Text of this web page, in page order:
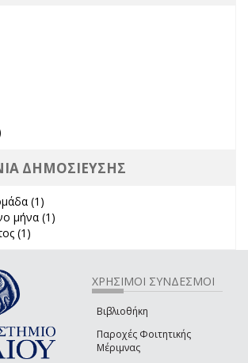
filter
ΔΗΜΟΣΙΕΥΣΗΣ
(1)
μήνα (1)
(1)
ΧΡΗΣΙΜΟΙ ΣΥΝΔΕΣΜΟΙ
Βιβλιοθήκη
Παροχές Φοιτητικής
Μέριμνας